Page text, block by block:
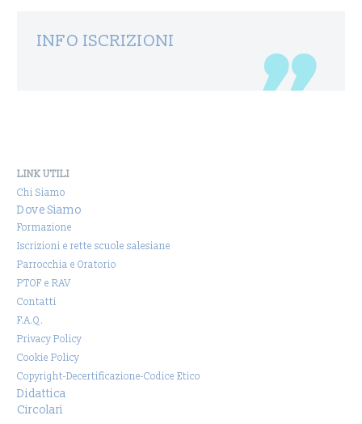
INFO ISCRIZIONI
LINK UTILI
Chi Siamo
Dove Siamo
Formazione
Iscrizioni e rette scuole salesiane
Parrocchia e Oratorio
PTOF e RAV
Contatti
F.A.Q.
Privacy Policy
Cookie Policy
Copyright-Decertificazione-Codice Etico
Didattica
Circolari